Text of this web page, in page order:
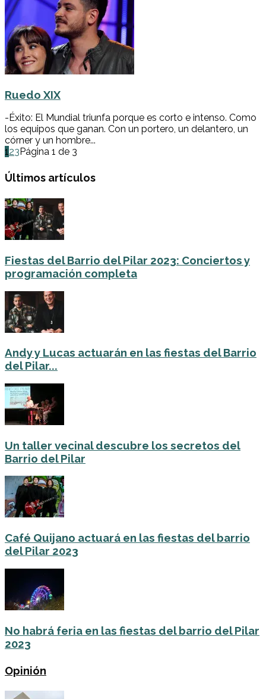
Ruedo XIX
-Éxito: El Mundial triunfa porque es corto e intenso. Como
los equipos que ganan. Con un portero, un delantero, un
córner y un hombre...
123 Página 1 de 3
Últimos artículos
Fiestas del Barrio del Pilar 2023: Conciertos y
programación completa
Andy y Lucas actuarán en las fiestas del Barrio
del Pilar...
Un taller vecinal descubre los secretos del
Barrio del Pilar
Café Quijano actuará en las fiestas del barrio
del Pilar 2023
No habrá feria en las fiestas del barrio del Pilar
2023
Opinión